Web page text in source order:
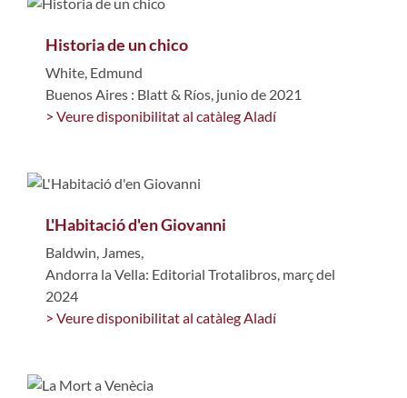
Historia de un chico
White, Edmund
Buenos Aires : Blatt & Ríos, junio de 2021
> Veure disponibilitat al catàleg Aladí
L'Habitació d'en Giovanni
Baldwin, James,
Andorra la Vella: Editorial Trotalibros, març del
2024
> Veure disponibilitat al catàleg Aladí